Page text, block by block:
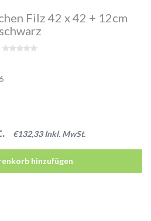
Filz 42 x 42 + 12cm
schwarz
€132,33 Inkl. MwSt.
hinzufügen